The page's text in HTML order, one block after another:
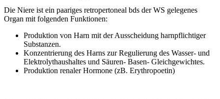
Die Niere ist ein paariges retropertoneal bds der WS gelegenes
Organ mit folgenden Funktionen:
Produktion von Harn mit der Ausscheidung harnpflichtiger
Substanzen.
Konzentrierung des Harns zur Regulierung des Wasser- und
Elektrolythaushaltes und Säuren- Basen- Gleichgewichtes.
Produktion renaler Hormone (zB. Erythropoetin)